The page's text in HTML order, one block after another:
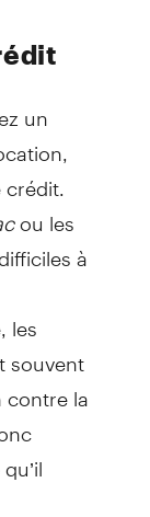
un
ou les
à
les
souvent
la